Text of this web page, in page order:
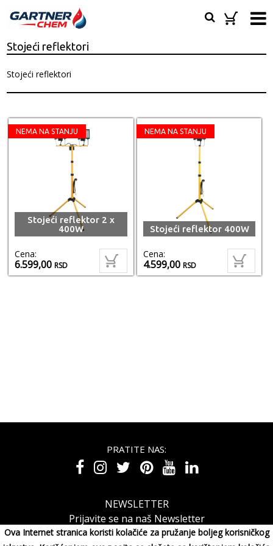
Ova Internet stranica koristi kolačiće za pružanje boljeg korisničkog
Stojeći reflektori
Stojeći reflektori
NEMA NA STANJU
Stojeći reflektor 2 x
400W
Cena:
6.599,00RSD
NEMA NA STANJU
Stojeći reflektor 400W
Cena:
4.599,00RSD
PRATITE NAS:
NEWSLETTER
Prijavite se na naš Newsletter